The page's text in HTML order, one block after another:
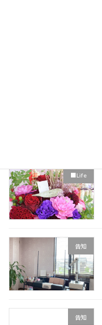
■Life
告知
告知